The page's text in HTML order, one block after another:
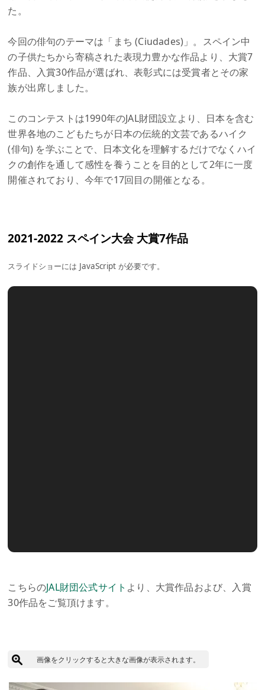
た。
今回の俳句のテーマは「まち (Ciudades)」。スペイン中
の子供たちから寄稿された表現力豊かな作品より、大賞7
作品、入賞30作品が選ばれ、表彰式には受賞者とその家
族が出席しました。
このコンテストは1990年のJAL財団設立より、日本を含む
世界各地のこどもたちが日本の伝統的文芸であるハイク
(俳句) を学ぶことで、日本文化を理解するだけでなくハイ
クの創作を通して感性を養うことを目的として2年に一度
開催されており、今年で17回目の開催となる。
2021-2022 スペイン大会 大賞7作品
スライドショーには JavaScript が必要です。
こちらのJAL財団公式サイト より、大賞作品および、入賞
30作品をご覧頂けます。
画像をクリックすると大きな画像が表示されます。